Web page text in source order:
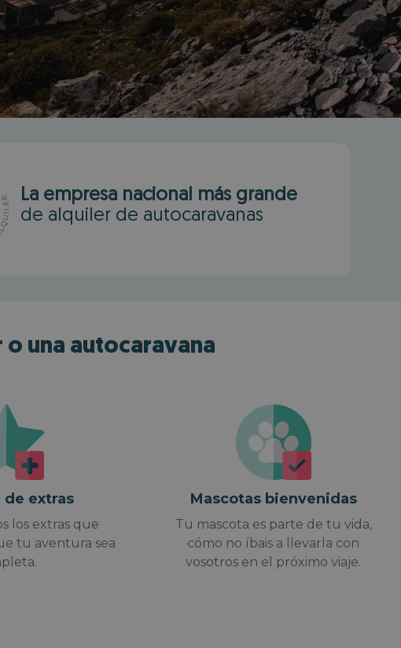
La empresa nacional más grande
de alquiler de autocaravanas
o una autocaravana
extras
los extras que
tu aventura sea
Mascotas bienvenidas
Tu mascota es parte de tu vida,
cómo no íbais a llevarla con
vosotros en el próximo viaje.